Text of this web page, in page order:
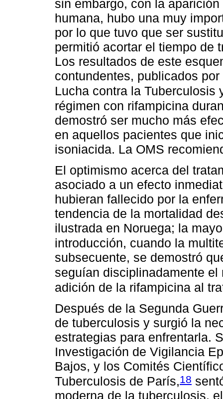
sin embargo, con la
humana, hubo una muy
por lo que tuvo que ser
permitió acortar el tiempo de
Los resultados de este
contundentes, publicados
Lucha contra la Tuberculosis
régimen con rifampicina
demostró ser mucho más
en aquellos pacientes que
isoniacida. La OMS
El optimismo acerca del
asociado a un efecto
hubieran fallecido por la
tendencia de la mortalidad
ilustrada en Noruega; la
introducción, cuando la
subsecuente, se demostró
seguían disciplinadamente
adición de la rifampicina al
Después de la Segunda
de tuberculosis y surgió la
estrategias para enfrentarla.
Investigación de Vigilancia
Bajos, y los Comités
Tuberculosis de París,18
moderna de la tuberculosis,